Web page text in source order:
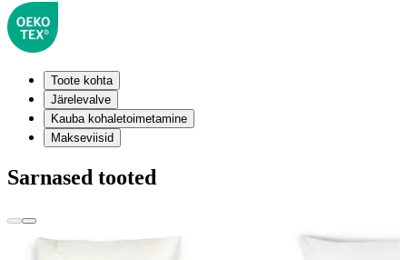
Toote kohta
Järelevalve
Kauba kohaletoimetamine
Makseviisid
Sarnased tooted